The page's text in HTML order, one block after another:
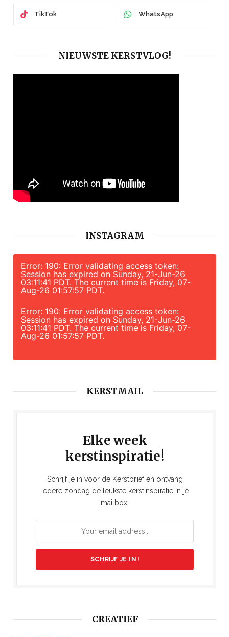
TikTok WhatsApp
NIEUWSTE KERSTVLOG!
INSTAGRAM
Error: 190: Error validating access token:
Session has expired on Sunday, 21-Jun-26
03:11:41 PDT. The current time is Friday, 07-
Aug-26 01:57:57 PDT.
Error: 190: Error validating access token:
Session has expired on Sunday, 21-Jun-26
03:11:41 PDT. The current time is Friday, 07-
Aug-26 01:57:57 PDT.
KERSTMAIL
Elke week
kerstinspiratie!
Schrijf je in voor de Kerstbrief en ontvang
iedere zondag de leukste kerstinspiratie in je
mailbox.
CREATIEF